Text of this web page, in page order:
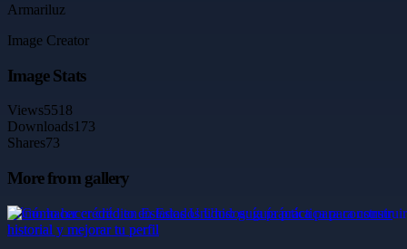
Armariluz
Image Creator
Image Stats
Views5518
Downloads173
Shares73
More from gallery
Cómo hacer crédito en Estados Unidos: guía práctica para construir
historial y mejorar tu perfil